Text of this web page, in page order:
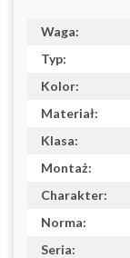
Waga:
Typ:
Kolor:
Materiał:
Klasa:
Montaż:
Charakter:
Norma:
Seria: